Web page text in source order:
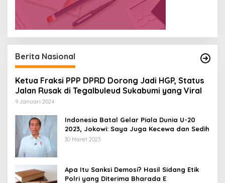
Berita Nasional
Ketua Fraksi PPP DPRD Dorong Jadi HGP, Status
Jalan Rusak di Tegalbuleud Sukabumi yang Viral
9 Januari 2024
Indonesia Batal Gelar Piala Dunia U-20
2023, Jokowi: Saya Juga Kecewa dan Sedih
30 Maret 2023
Apa Itu Sanksi Demosi? Hasil Sidang Etik
Polri yang Diterima Bharada E